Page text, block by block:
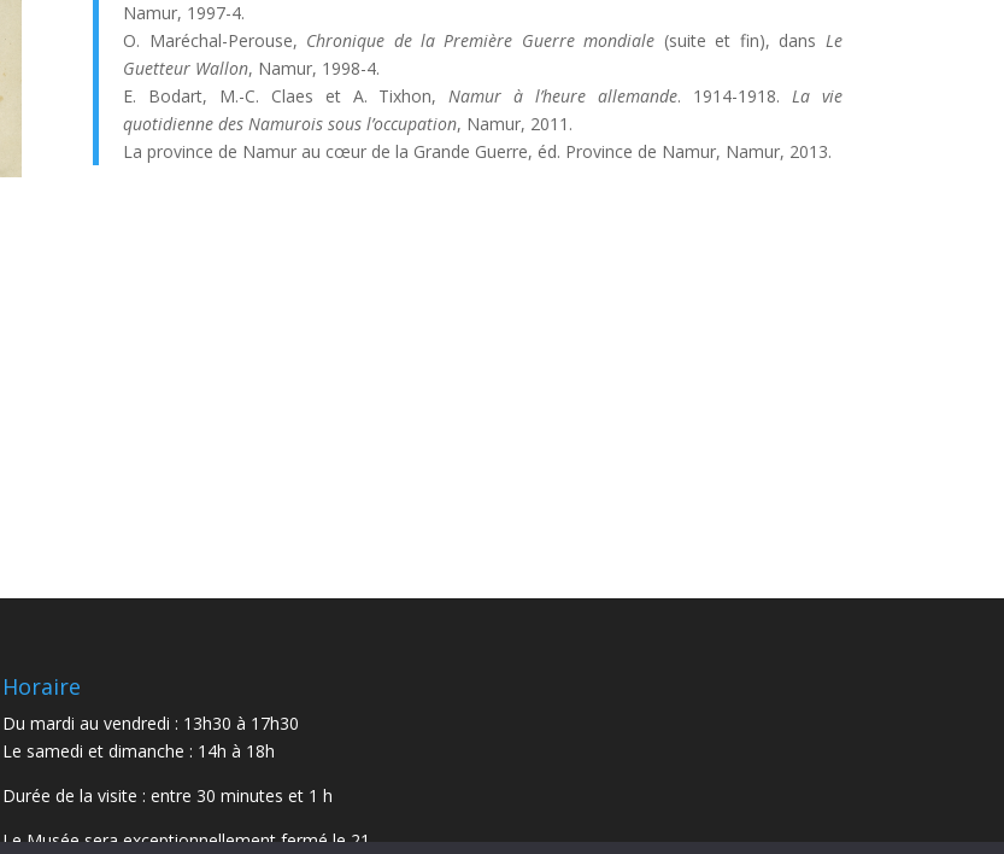
Namur, 1997-4.
O. Maréchal-Perouse, Chronique de la Première Guerre mondiale (suite et fin), dans Le
Guetteur Wallon, Namur, 1998-4.
E. Bodart, M.-C. Claes et A. Tixhon,Namur à l’heure allemande. 1914-1918. La vie
quotidienne des Namurois sous l’occupation, Namur, 2011.
La province de Namur au cœur de la Grande Guerre, éd. Province de Namur, Namur, 2013.
Horaire
Du mardi au vendredi : 13h30 à 17h30
Le samedi et dimanche : 14h à 18h
Durée de la visite : entre 30 minutes et 1 h
Le Musée sera exceptionnellement fermé le 21